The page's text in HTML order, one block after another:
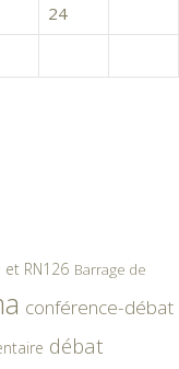
24
RN126 Barrage de
conférence-débat
débat